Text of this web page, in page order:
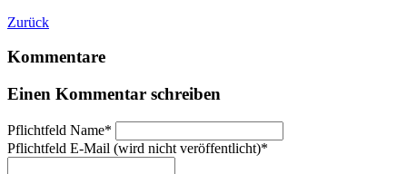
Zurück
Kommentare
Einen Kommentar schreiben
Pflichtfeld Name*
Pflichtfeld E-Mail (wird nicht veröffentlicht)*